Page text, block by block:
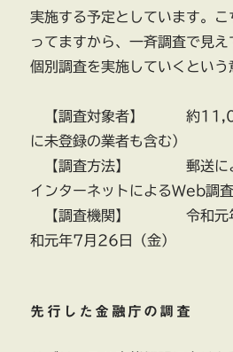
実施する予定としています。
ってますから、一斉調査で見え
個別調査を実施していくという
【調査対象者】 約
に未登録の業者も含む）
【調査方法】 郵送によ
インターネットによるWeb調査
【調査機関】 令和元年
和元年7月26日（金）
先行した金融庁の調査